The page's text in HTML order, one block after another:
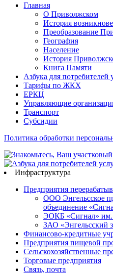
Главная
О Приволжском
История
Преобразование
География
Население
История
Книга Памяти
Азбука для
Тарифы по ЖКХ
ЕРКЦ
Управляющие
Транспорт
Субсидии
Политика обработки
Инфраструктура
Предприятия
ООО Энгельсское
объединение
ЭОКБ «Сигнал» им.
ЗАО «Энгельсский
Финансово-кредитные
Предприятия пищевой
Сельскохозяйственные
Торговые предприятия
Связь, почта